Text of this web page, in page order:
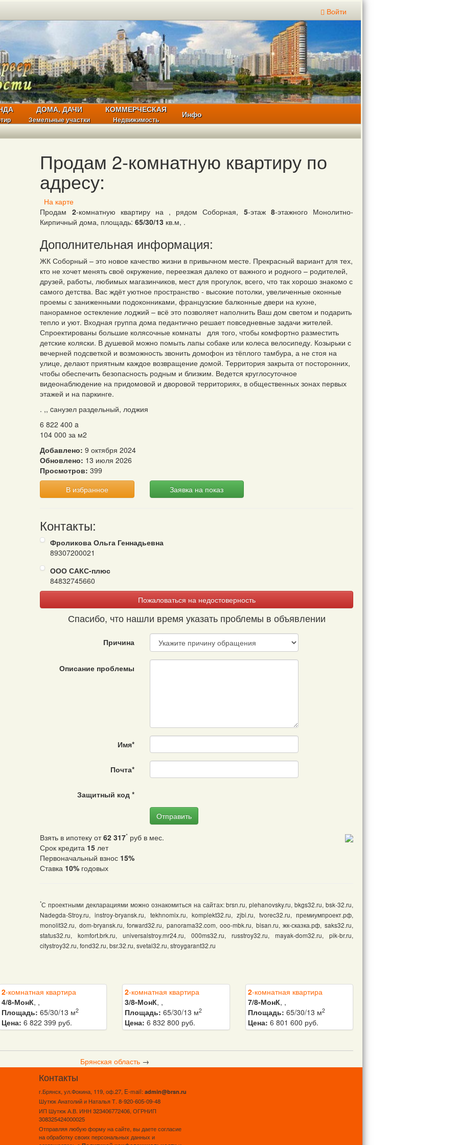
Войти
ДОМА, ДАЧИ
Земельные участки
КОММЕРЧЕСКАЯ
Недвижимость
Инфо
Продам 2-комнатную квартиру по
адресу:
На карте
Продам 2-комнатную квартиру на , рядом Соборная, 5-этаж 8-этажного Монолитно-
Кирпичный дома, площадь:65/30/13 кв.м, .
Дополнительная информация:
ЖК Соборный – это новое качество жизни в привычном месте. Прекрасный вариант для тех,
кто не хочет менять своё окружение, переезжая далеко от важного и родного – родителей,
друзей, работы, любимых магазинчиков, мест для прогулок, всего, что так хорошо знакомо с
самого детства. Вас ждёт уютное пространство - высокие потолки, увеличенные оконные
проемы с заниженными подоконниками, французские балконные двери на кухне,
панорамное остекление лоджий – всё это позволяет наполнить Ваш дом светом и подарить
тепло и уют. Входная группа дома педантично решает повседневные задачи жителей.
Спроектированы большие колясочные комнаты для того, чтобы комфортно разместить
детские коляски. В душевой можно помыть лапы собаке или колеса велосипеду. Козырьки с
вечерней подсветкой и возможность звонить домофон из тёплого тамбура, а не стоя на
улице, делают приятным каждое возвращение домой. Территория закрыта от посторонних,
чтобы обеспечить безопасность родным и близким. Ведется круглосуточное
видеонаблюдение на придомовой и дворовой территориях, в общественных зонах первых
этажей и на паркинге.
. ,, cанузел раздельный, лоджия
6 822 400a
104 000 за м2
Добавлено: 9 октября 2024
Обновлено: 13 июля 2026
Просмотров: 399
В избранное
Заявка на показ
Контакты:
Фроликова Ольга Геннадьевна
89307200021
ООО САКС-плюс
84832745660
Пожаловаться на недостоверность
Спасибо, что нашли время указать проблемы в объявлении
Причина
Описание проблемы
Имя*
Почта*
Защитный код *
Отправить
Взять в ипотеку от62 317* руб в мес.
Срок кредита 15 лет
Первоначальный взнос 15%
Ставка 10% годовых
*С проектными декларациями можно ознакомиться на сайтах: brsn.ru, plehanovsky.ru, bkgs32.ru, bsk-32.ru,
Nadegda-Stroy.ru, instroy-bryansk.ru, tekhnomix.ru, komplekt32.ru, zjbi.ru, tvorec32.ru, премиумпроект.рф,
monolit32.ru, dom-bryansk.ru, forward32.ru, panorama32.com, ooo-mbk.ru, bisan.ru, жк-сказка.рф, saks32.ru,
status32.ru, komfort.brk.ru, universalstroy.mr24.ru, 000ms32.ru, russtroy32.ru, mayak-dom32.ru, pik-br.ru,
citystroy32.ru, fond32.ru, bsr.32.ru, svetal32.ru, stroygarant32.ru
2-комнатная квартира
4/8-МонК, ,
Площадь: 65/30/13 м2
Цена: 6 822 399 руб.
2-комнатная квартира
3/8-МонК, ,
Площадь: 65/30/13 м2
Цена: 6 832 800 руб.
2-комнатная квартира
7/8-МонК, ,
Площадь: 65/30/13 м2
Цена: 6 801 600 руб.
Брянская область→
Контакты
г.Брянск, ул.Фокина, 119, оф.27, E-mail: admin@brsn.ru
Шутюк Анатолий и Наталья Т. 8-920-605-09-48
ИП Шутюк А.В. ИНН 323406772406, ОГРНИП
308325424000025
Отправляя любую форму на сайте, вы даете согласие
на обработку своих персональных данных и